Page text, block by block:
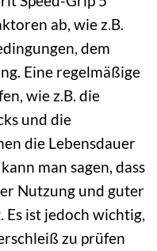
ab, wie z.B.
dem
Eine regelmäßige
wie z.B. die
und die
die Lebensdauer
man sagen, dass
Nutzung und guter
Es ist jedoch wichtig,
zu prüfen